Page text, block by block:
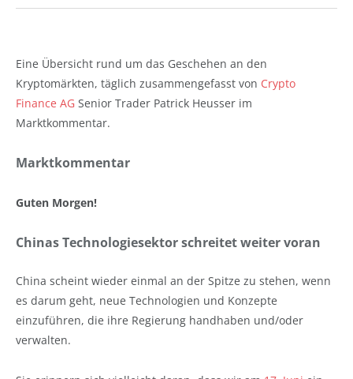
Eine Übersicht rund um das Geschehen an den
Kryptomärkten, täglich zusammengefasst von Crypto
Finance AG Senior Trader Patrick Heusser im
Marktkommentar.
Marktkommentar
Guten Morgen!
Chinas Technologiesektor schreitet weiter voran
China scheint wieder einmal an der Spitze zu stehen, wenn
es darum geht, neue Technologien und Konzepte
einzuführen, die ihre Regierung handhaben und/oder
verwalten.